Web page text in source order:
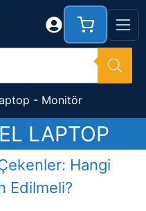
- Monitör
LAPTOP
Hangi
Edilmeli?